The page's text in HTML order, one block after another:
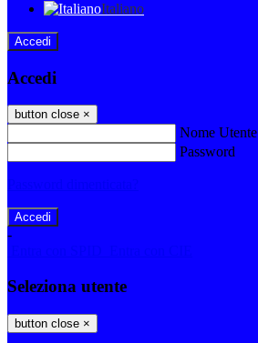
Italiano
Accedi
Accedi
button close ×
Nome Utente
Password
-
Seleziona utente
button close ×